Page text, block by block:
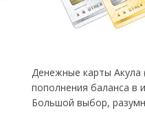
Денежные карты Акула
пополнения баланса в
Большой выбор,